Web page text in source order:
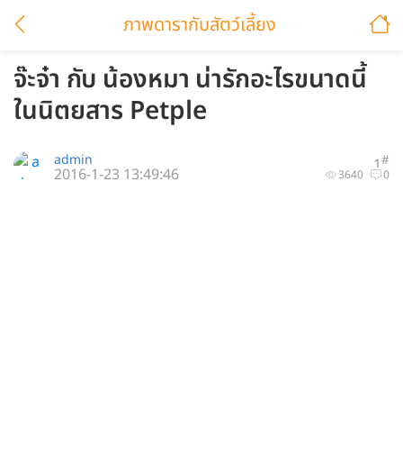
ภาพดารากับสัตว์เลี้ยง
จ๊ะจ๋า กับ น้องหมา น่ารักอะไรขนาดนี้
ในนิตยสาร Petple
1#
admin
3640 0
2016-1-23 13:49:46